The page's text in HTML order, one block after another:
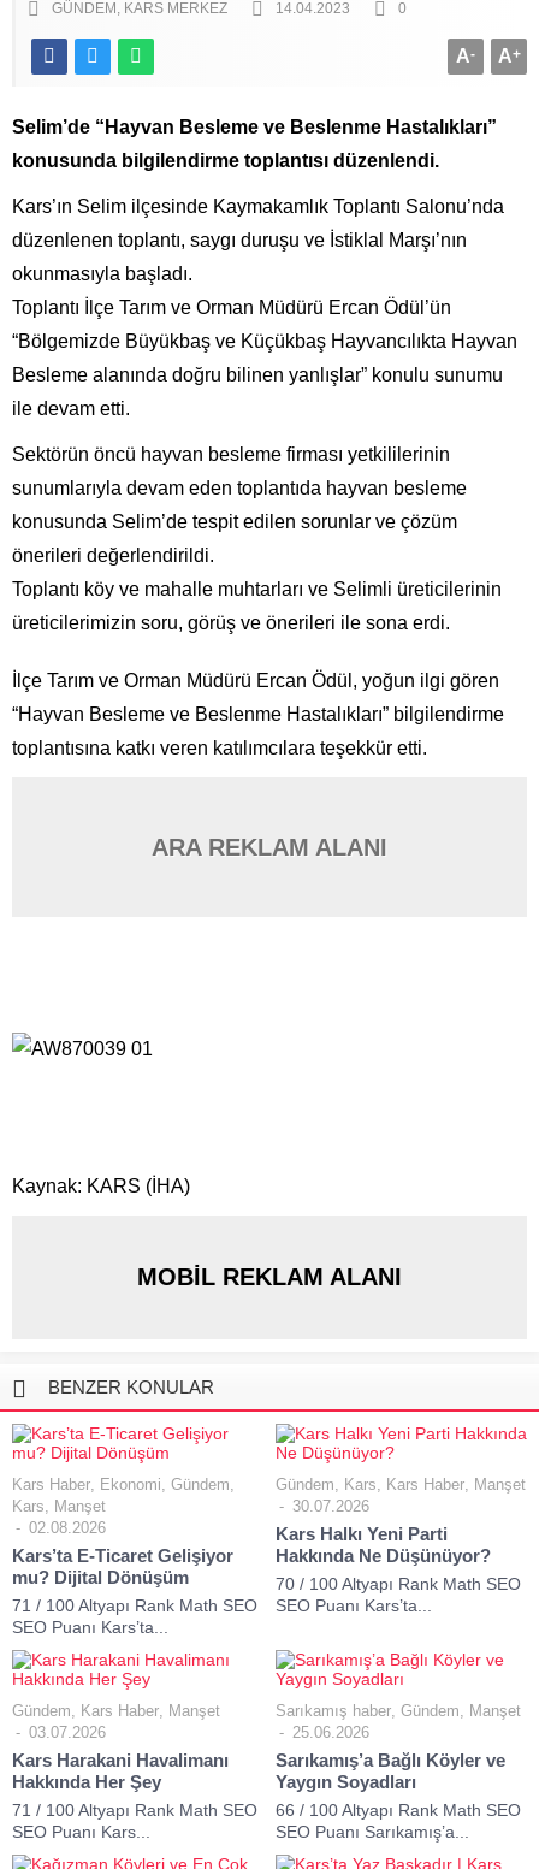
GÜNDEM KARS MERKEZ 14.04.2023 0
A+
A-
Selim’de “Hayvan Besleme ve Beslenme Hastalıkları”
konusunda bilgilendirme toplantısı düzenlendi.
Kars’ın Selim ilçesinde Kaymakamlık Toplantı Salonu’nda
düzenlenen toplantı, saygı duruşu ve İstiklal Marşı’nın
okunmasıyla başladı.
Toplantı İlçe Tarım ve Orman Müdürü Ercan Ödül’ün
“Bölgemizde Büyükbaş ve Küçükbaş Hayvancılıkta Hayvan
Besleme alanında doğru bilinen yanlışlar” konulu sunumu
ile devam etti.
Sektörün öncü hayvan besleme firması yetkililerinin
sunumlarıyla devam eden toplantıda hayvan besleme
konusunda Selim’de tespit edilen sorunlar ve çözüm
önerileri değerlendirildi.
Toplantı köy ve mahalle muhtarları ve Selimli üreticilerinin
üreticilerimizin soru, görüş ve önerileri ile sona erdi.
İlçe Tarım ve Orman Müdürü Ercan Ödül, yoğun ilgi gören
“Hayvan Besleme ve Beslenme Hastalıkları” bilgilendirme
toplantısına katkı veren katılımcılara teşekkür etti.
ARA REKLAM ALANI
Kaynak: KARS (İHA)
MOBİL REKLAM ALANI
BENZER KONULAR
Kars Haber, Ekonomi, Gündem,
Kars, Manşet
02.08.2026
Kars’ta E-Ticaret Gelişiyor
mu? Dijital Dönüşüm
71 / 100 Altyapı Rank Math SEO
SEO Puanı Kars’ta...
Gündem, Kars, Kars Haber, Manşet
30.07.2026
Kars Halkı Yeni Parti
Hakkında Ne Düşünüyor?
70 / 100 Altyapı Rank Math SEO
SEO Puanı Kars’ta...
Gündem, Kars Haber, Manşet
03.07.2026
Kars Harakani Havalimanı
Hakkında Her Şey
71 / 100 Altyapı Rank Math SEO
SEO Puanı Kars...
Sarıkamış haber, Gündem, Manşet
25.06.2026
Sarıkamış’a Bağlı Köyler ve
Yaygın Soyadları
66 / 100 Altyapı Rank Math SEO
SEO Puanı Sarıkamış’a...